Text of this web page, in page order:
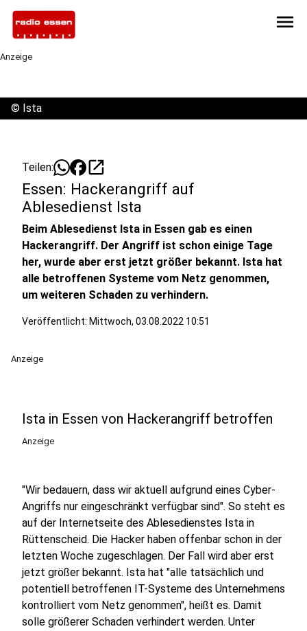
menu
Anzeige
© Ista
Teilen: open_in_new
Essen: Hackerangriff auf
Ablesedienst Ista
Beim Ablesedienst Ista in Essen gab es einen
Hackerangriff. Der Angriff ist schon einige Tage
her, wurde aber erst jetzt größer bekannt. Ista hat
alle betroffenen Systeme vom Netz genommen,
um weiteren Schaden zu verhindern.
Veröffentlicht: Mittwoch, 03.08.2022 10:51
Anzeige
Ista in Essen von Hackerangriff betroffen
Anzeige
"Wir bedauern, dass wir aktuell aufgrund eines Cyber-
Angriffs nur eingeschränkt verfügbar sind". So steht es
auf der Internetseite des Ablesedienstes Ista in
Rüttenscheid. Die Hacker haben offenbar schon in der
letzten Woche zugeschlagen. Der Fall wird aber erst
jetzt größer bekannt. Ista hat "alle tatsächlich und
potentiell betroffenen IT-Systeme des Unternehmens
kontrolliert vom Netz genommen", heißt es. Damit
solle größerer Schaden verhindert werden. Unter